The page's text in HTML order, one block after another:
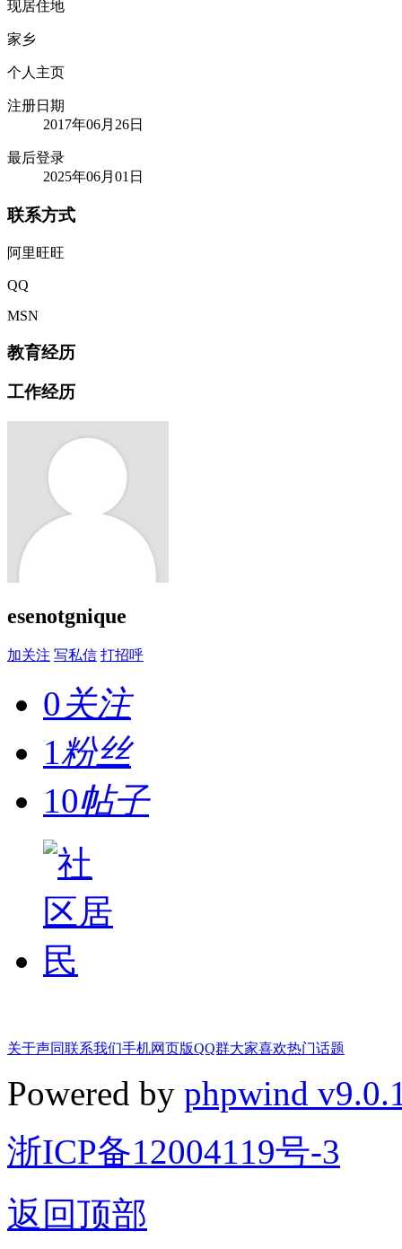
现居住地
家乡
个人主页
注册日期
2017年06月26日
最后登录
2025年06月01日
联系方式
阿里旺旺
QQ
MSN
教育经历
工作经历
esenotgnique
加关注 写私信 打招呼
0关注
1粉丝
10帖子
关于声同联系我们手机网页版QQ群大家喜欢热门话题
Powered by phpwind
浙ICP备12004119号-3
返回顶部